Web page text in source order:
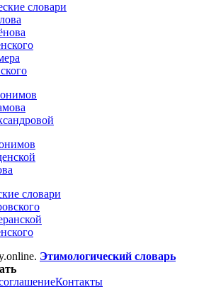
словари
словари
Этимологический словарь
Контакты